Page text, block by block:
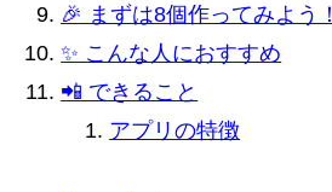
🎉 まずは8個作ってみよう！
✨ こんな人におすすめ
📲 できること
アプリの特徴